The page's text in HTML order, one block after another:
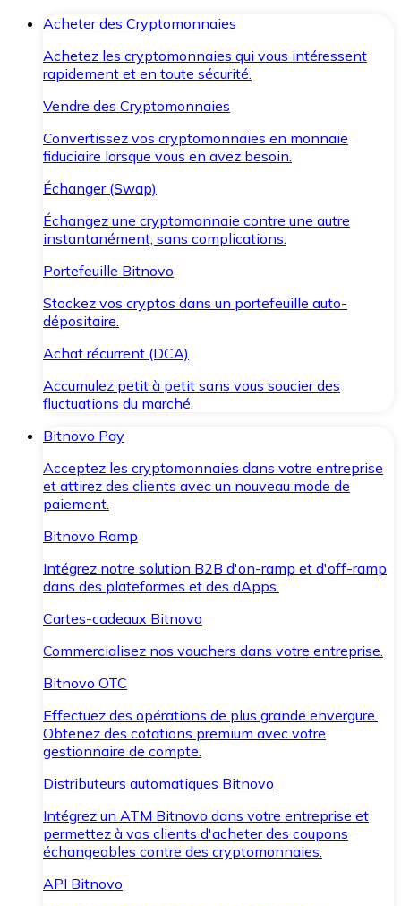
Acheter des Cryptomonnaies
Achetez les cryptomonnaies qui vous intéressent
rapidement et en toute sécurité.
Vendre des Cryptomonnaies
Convertissez vos cryptomonnaies en monnaie
fiduciaire lorsque vous en avez besoin.
Échanger (Swap)
Échangez une cryptomonnaie contre une autre
instantanément, sans complications.
Portefeuille Bitnovo
Stockez vos cryptos dans un portefeuille auto-
dépositaire.
Achat récurrent (DCA)
Accumulez petit à petit sans vous soucier des
fluctuations du marché.
Bitnovo Pay
Acceptez les cryptomonnaies dans votre entreprise
et attirez des clients avec un nouveau mode de
paiement.
Bitnovo Ramp
Intégrez notre solution B2B d'on-ramp et d'off-ramp
dans des plateformes et des dApps.
Cartes-cadeaux Bitnovo
Commercialisez nos vouchers dans votre entreprise.
Bitnovo OTC
Effectuez des opérations de plus grande envergure.
Obtenez des cotations premium avec votre
gestionnaire de compte.
Distributeurs automatiques Bitnovo
Intégrez un ATM Bitnovo dans votre entreprise et
permettez à vos clients d'acheter des coupons
échangeables contre des cryptomonnaies.
API Bitnovo